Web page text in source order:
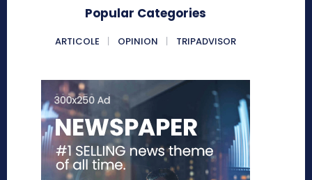
Popular Categories
ARTICOLE OPINION TRIPADVISOR